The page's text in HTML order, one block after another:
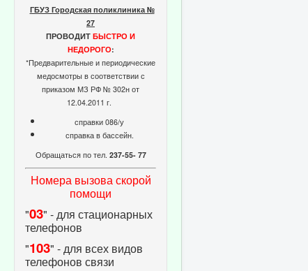
ГБУЗ Городская поликлиника №
27
ПРОВОДИТ БЫСТРО И
НЕДОРОГО:
*Предварительные и периодические
медосмотры в соответствии с
приказом МЗ РФ № 302н от
12.04.2011 г.
справки 086/у
справка в бассейн.
Обращаться по тел. 237-55- 77
Номера вызова скорой
помощи
"03" - для стационарных
телефонов
"103" - для всех видов
телефонов связи